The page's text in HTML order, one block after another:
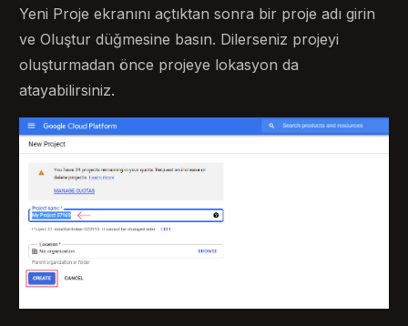
Yeni Proje ekranını açtıktan sonra bir proje adı girin
ve Oluştur düğmesine basın. Dilerseniz projeyi
oluşturmadan önce projeye lokasyon da
atayabilirsiniz.